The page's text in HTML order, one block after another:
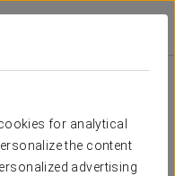
for analytical
the content
advertising